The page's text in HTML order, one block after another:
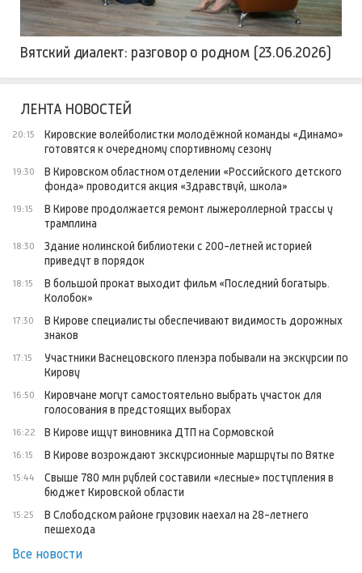
Вятский диалект: разговор о родном (23.06.2026)
ЛЕНТА НОВОСТЕЙ
20:15
Кировские волейболистки молодёжной команды «Динамо»
готовятся к очередному спортивному сезону
19:30
В Кировском областном отделении «Российского детского
фонда» проводится акция «Здравствуй, школа»
19:15
В Кирове продолжается ремонт лыжероллерной трассы у
трамплина
18:30
Здание нолинской библиотеки с 200-летней историей
приведут в порядок
18:15
В большой прокат выходит фильм «Последний богатырь.
Колобок»
17:30
В Кирове специалисты обеспечивают видимость дорожных
знаков
17:15
Участники Васнецовского пленэра побывали на экскурсии по
Кирову
16:50
Кировчане могут самостоятельно выбрать участок для
голосования в предстоящих выборах
16:22 В Кирове ищут виновника ДТП на Сормовской
16:15 В Кирове возрождают экскурсионные маршруты по Вятке
15:44
Свыше 780 млн рублей составили «лесные» поступления в
бюджет Кировской области
15:25
В Слободском районе грузовик наехал на 28-летнего
пешехода
Все новости